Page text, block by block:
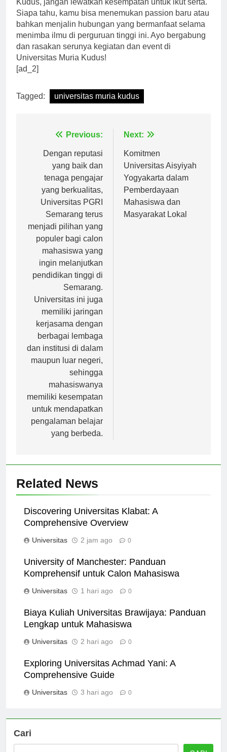
Kudus, jangan lewatkan kesempatan untuk ikut serta.
Siapa tahu, kamu bisa menemukan passion baru atau
bahkan menjalin hubungan yang bermanfaat selama
menimba ilmu di perguruan tinggi ini. Ayo bergabung
dan rasakan serunya kegiatan dan event di
Universitas Muria Kudus!
universitas muria kudus
Dengan reputasi
yang baik dan
tenaga pengajar
yang berkualitas,
Universitas PGRI
Semarang terus
menjadi pilihan yang
populer bagi calon
mahasiswa yang
ingin melanjutkan
pendidikan tinggi di
Semarang.
Universitas ini juga
memiliki jaringan
kerjasama dengan
berbagai lembaga
dan institusi di dalam
maupun luar negeri,
sehingga
mahasiswanya
memiliki kesempatan
untuk mendapatkan
pengalaman belajar
Komitmen
Universitas Aisyiyah
Yogyakarta dalam
Pemberdayaan
Mahasiswa dan
Related News
Discovering Universitas Klabat: A
University of Manchester: Panduan
Biaya Kuliah Universitas Brawijaya: Panduan
Exploring Universitas Achmad Yani: A
Cari